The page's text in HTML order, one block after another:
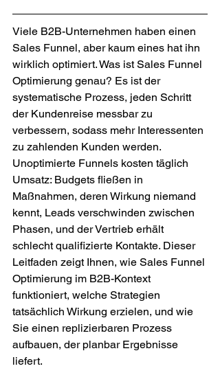
Viele B2B-Unternehmen haben einen
Sales Funnel, aber kaum eines hat ihn
wirklich optimiert. Was ist Sales Funnel
Optimierung genau? Es ist der
systematische Prozess, jeden Schritt
der Kundenreise messbar zu
verbessern, sodass mehr Interessenten
zu zahlenden Kunden werden.
Unoptimierte Funnels kosten täglich
Umsatz: Budgets fließen in
Maßnahmen, deren Wirkung niemand
kennt, Leads verschwinden zwischen
Phasen, und der Vertrieb erhält
schlecht qualifizierte Kontakte. Dieser
Leitfaden zeigt Ihnen, wie Sales Funnel
Optimierung im B2B-Kontext
funktioniert, welche Strategien
tatsächlich Wirkung erzielen, und wie
Sie einen replizierbaren Prozess
aufbauen, der planbar Ergebnisse
liefert.